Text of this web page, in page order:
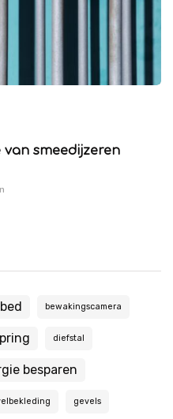
smeedijzeren
bed bewakingscamera
diefstal
besparen
gevels